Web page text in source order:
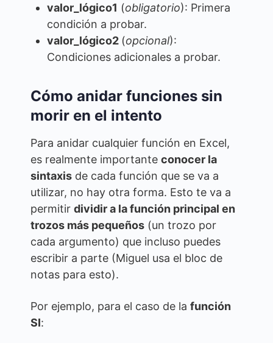
valor_lógico1 (obligatorio): Primera
condición a probar.
valor_lógico2 (opcional):
Condiciones adicionales a probar.
Cómo anidar funciones sin
morir en el intento
Para anidar cualquier función en Excel,
es realmente importante conocer la
sintaxis de cada función que se va a
utilizar, no hay otra forma. Esto te va a
permitir dividir a la función principal en
trozos más pequeños (un trozo por
cada argumento) que incluso puedes
escribir a parte (Miguel usa el bloc de
notas para esto).
Por ejemplo, para el caso de la función
SI: